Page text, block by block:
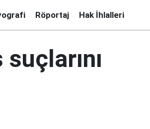
Röportaj Hak İhlalleri